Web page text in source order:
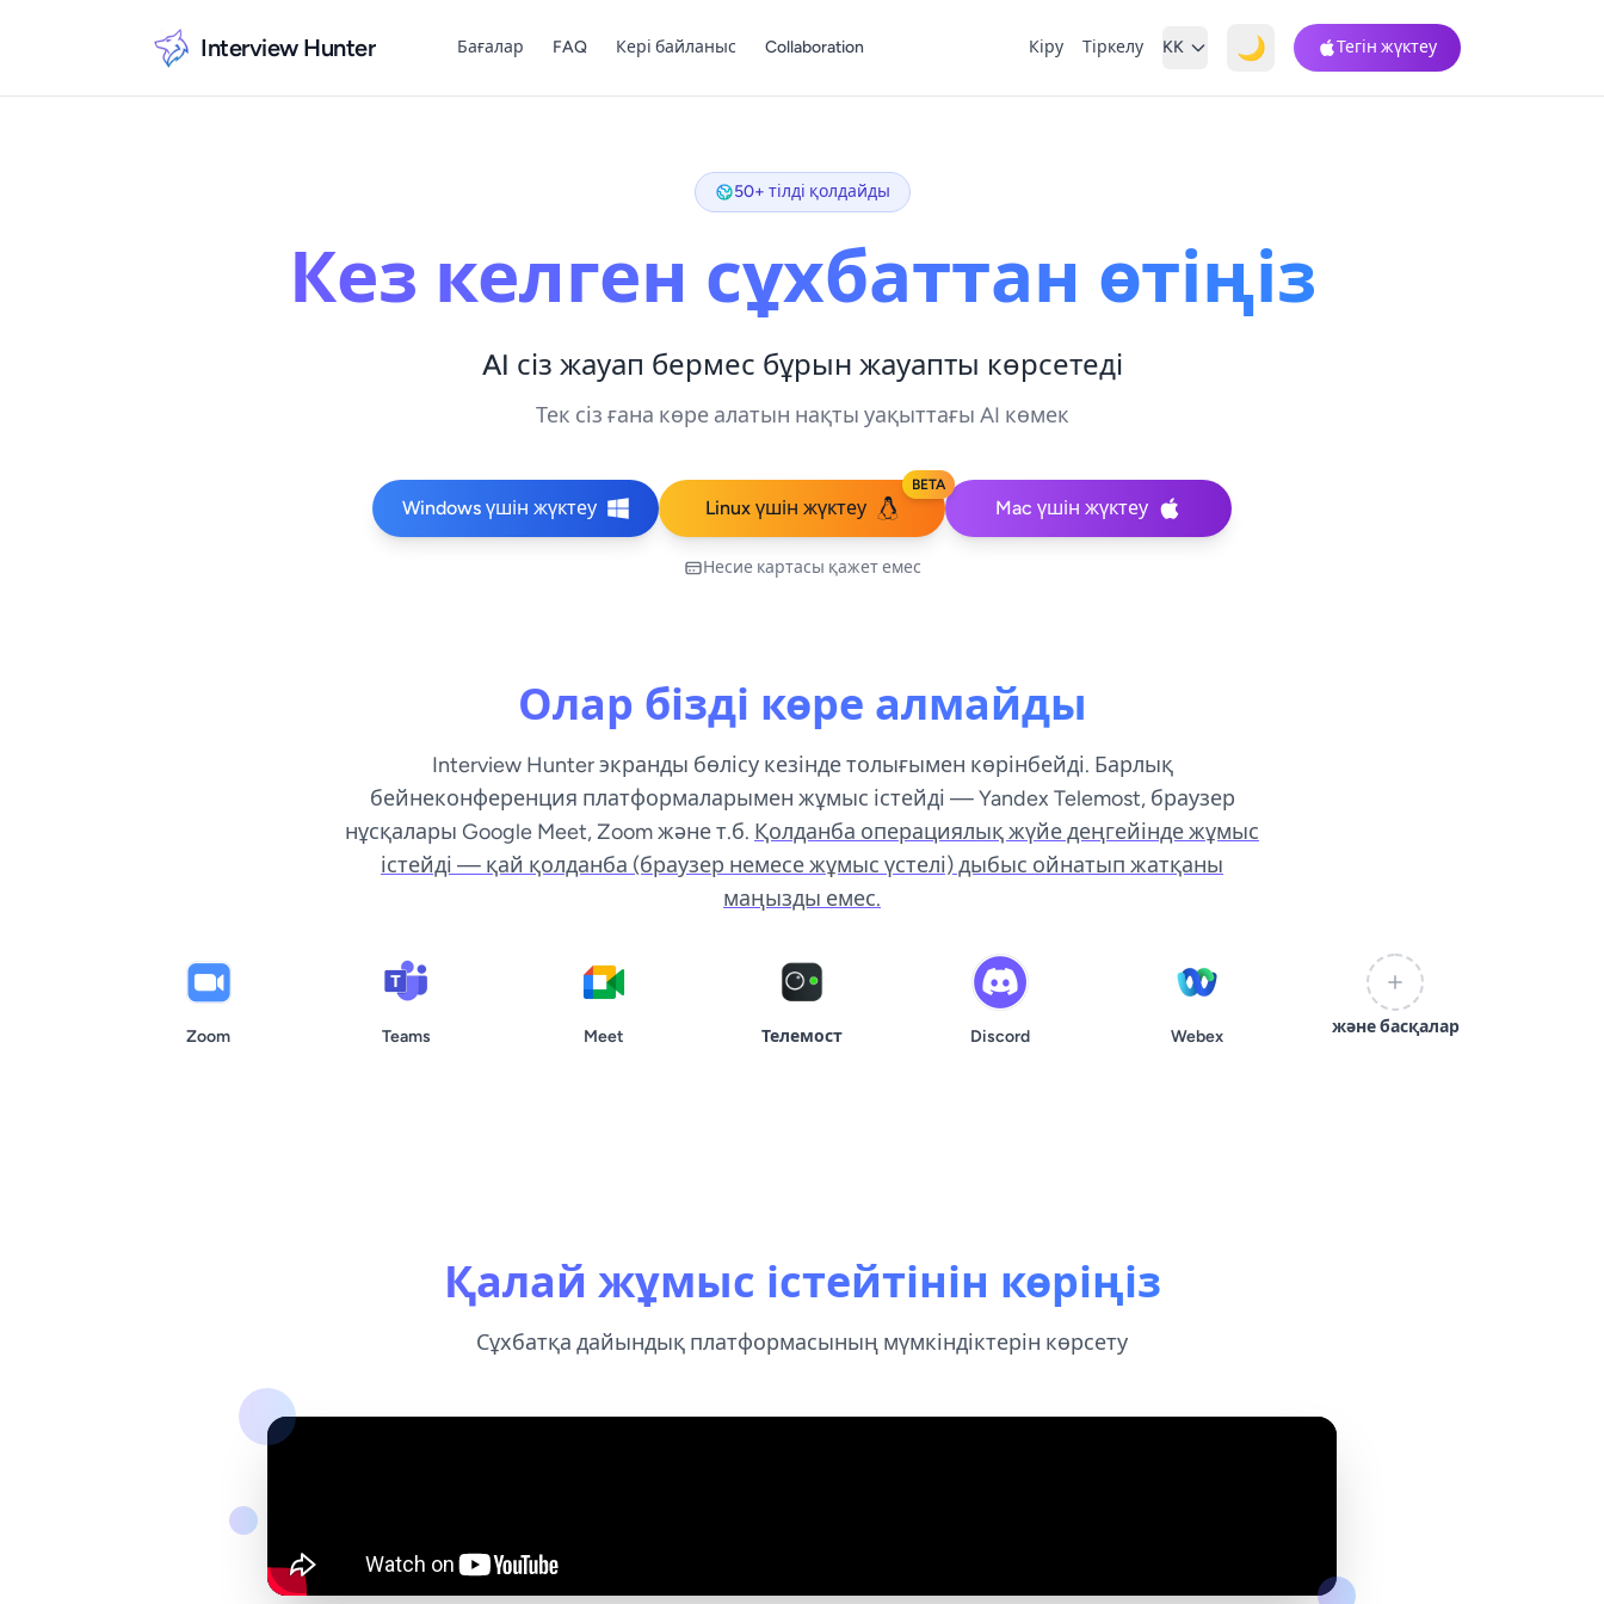
Interview Hunter Бағалар FAQ Кері байланыс Collaboration Кіру Тіркелу KK 🌙 Тегін жүктеу
50+ тілді қолдайды
Кез келген сұхбаттан өтіңіз
AI сіз жауап бермес бұрын жауапты көрсетеді
Тек сіз ғана көре алатын нақты уақыттағы AI көмек
Windows үшін жүктеу Linux үшін жүктеу
BETA
Mac үшін жүктеу
Несие картасы қажет емес
Олар бізді көре алмайды
Interview Hunter экранды бөлісу кезінде толығымен көрінбейді. Барлық
бейнеконференция платформаларымен жұмыс істейді — Yandex Telemost, браузер
нұсқалары Google Meet, Zoom және т.б. Қолданба операциялық жүйе деңгейінде жұмыс
істейді — қай қолданба (браузер немесе жұмыс үстелі) дыбыс ойнатып жатқаны
маңызды емес.
Zoom Teams Meet Телемост Discord Webex және басқалар
Қалай жұмыс істейтінін көріңіз
Сұхбатқа дайындық платформасының мүмкіндіктерін көрсету